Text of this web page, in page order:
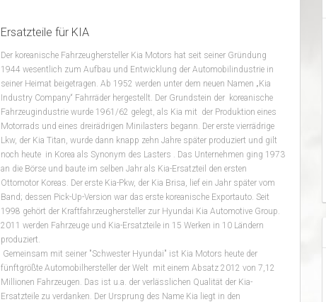
Ersatzteile für KIA
Der koreanische Fahrzeughersteller Kia Motors hat seit seiner Gründung
1944 wesentlich zum Aufbau und Entwicklung der Automobilindustrie in
seiner Heimat beigetragen. Ab 1952 werden unter dem neuen Namen „Kia
Industry Company“ Fahrräder hergestellt. Der Grundstein der koreanische
Fahrzeugindustrie wurde 1961/62 gelegt, als Kia mit der Produktion eines
Motorrads und eines dreirädrigen Minilasters begann. Der erste vierrädrige
Lkw, der Kia Titan, wurde dann knapp zehn Jahre später produziert und gilt
noch heute in Korea als Synonym des Lasters . Das Unternehmen ging 1973
an die Börse und baute im selben Jahr als Kia-Ersatzteil den ersten
Ottomotor Koreas. Der erste Kia-Pkw, der Kia Brisa, lief ein Jahr später vom
Band; dessen Pick-Up-Version war das erste koreanische Exportauto. Seit
1998 gehört der Kraftfahrzeughersteller zur Hyundai Kia Automotive Group.
2011 werden Fahrzeuge und Kia-Ersatzteile in 15 Werken in 10 Ländern
produziert.
Gemeinsam mit seiner "Schwester Hyundai" ist Kia Motors heute der
fünftgrößte Automobil­hersteller der Welt mit einem Absatz 2012 von 7,12
Millionen Fahrzeugen. Das ist u.a. der verlässlichen Qualität der Kia-
Ersatzteile zu verdanken. Der Ursprung des Name Kia liegt in den